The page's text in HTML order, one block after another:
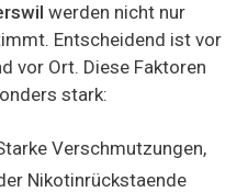
werden nicht nur
Entscheidend ist vor
vor Ort. Diese Faktoren
stark:
Verschmutzungen,
Nikotinrückstaende